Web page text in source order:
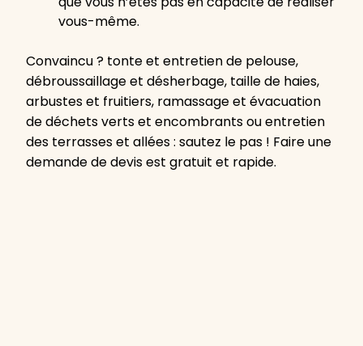
vous-même.
Convaincu ? tonte et entretien de pelouse,
débroussaillage et désherbage, taille de haies,
arbustes et fruitiers, ramassage et évacuation
de déchets verts et encombrants ou entretien
des terrasses et allées : sautez le pas ! Faire une
demande de devis est gratuit et rapide.